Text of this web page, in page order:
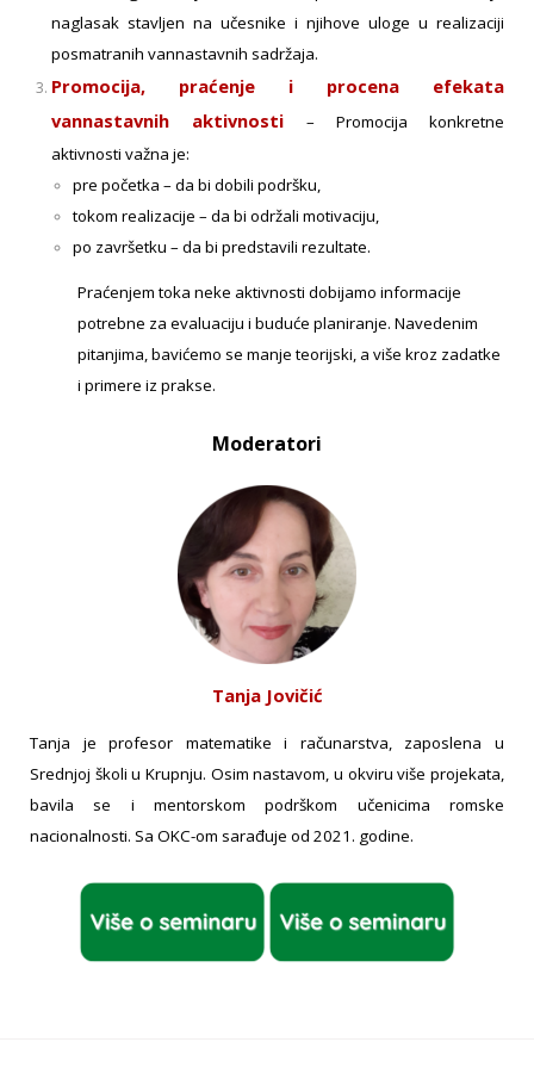
naglasak stavljen na učesnike i njihove uloge u realizaciji
posmatranih vannastavnih sadržaja.
Promocija, praćenje i procena efekata
vannastavnih aktivnosti – Promocija konkretne
aktivnosti važna je:
pre početka – da bi dobili podršku,
tokom realizacije – da bi održali motivaciju,
po završetku – da bi predstavili rezultate.
Praćenjem toka neke aktivnosti dobijamo informacije
potrebne za evaluaciju i buduće planiranje. Navedenim
pitanjima, bavićemo se manje teorijski, a više kroz zadatke
i primere iz prakse.
Moderatori
Tanja Jovičić
Tanja je profesor matematike i računarstva, zaposlena u
Srednjoj školi u Krupnju. Osim nastavom, u okviru više projekata,
bavila se i mentorskom podrškom učenicima romske
nacionalnosti. Sa OKC-om sarađuje od 2021. godine.